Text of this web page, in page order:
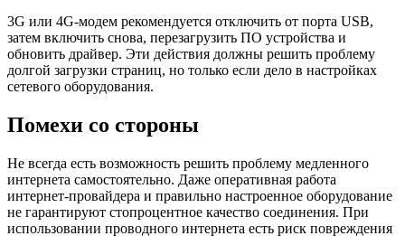
3G или 4G-модем рекомендуется отключить от порта USB,
затем включить снова, перезагрузить ПО устройства и
обновить драйвер. Эти действия должны решить проблему
долгой загрузки страниц, но только если дело в настройках
сетевого оборудования.
Помехи со стороны
Не всегда есть возможность решить проблему медленного
интернета самостоятельно. Даже оперативная работа
интернет-провайдера и правильно настроенное оборудование
не гарантируют стопроцентное качество соединения. При
использовании проводного интернета есть риск повреждения